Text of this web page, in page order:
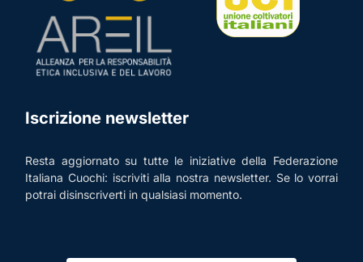
Iscrizione newsletter
Resta aggiornato su tutte le iniziative della Federazione
Italiana Cuochi: iscriviti alla nostra newsletter. Se lo vorrai
potrai disinscriverti in qualsiasi momento.